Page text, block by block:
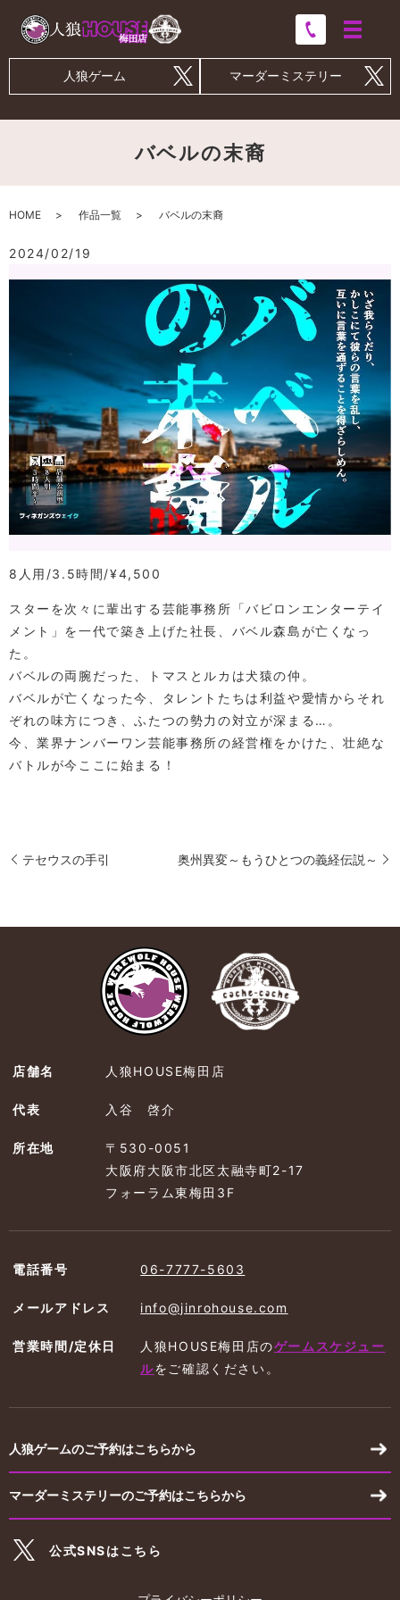
人狼ゲーム マーダーミステリー
バベルの末裔
HOME 作品一覧 バベルの末裔
2024/02/19
8人用 3.5時間 ¥4,500
スターを次々に輩出する芸能事務所「バビロンエンターテイ
メント」を一代で築き上げた社長、バベル森島が亡くなっ
た。
バベルの両腕だった、トマスとルカは犬猿の仲。
バベルが亡くなった今、タレントたちは利益や愛情からそれ
ぞれの味方につき、ふたつの勢力の対立が深まる…。
今、業界ナンバーワン芸能事務所の経営権をかけた、壮絶な
バトルが今ここに始まる！
テセウスの手引 奥州異変～もうひとつの義経伝説～
店舗名 人狼HOUSE梅田店
代表 入谷 啓介
所在地
〒530-0051
大阪府大阪市北区太融寺町2-17
フォーラム東梅田3F
電話番号 06-7777-5603
メールアドレス info@jinrohouse.com
営業時間/定休日 人狼HOUSE梅田店のゲームスケジュー
ルを ご確認ください。
人狼ゲームのご予約はこちらから
マーダーミステリーのご予約はこちらから
公式SNSはこちら